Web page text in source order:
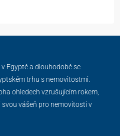
Egyptě a dlouhodobě se
trhu s nemovitostmi.
ohledech vzrušujícím rokem,
svou vášeň pro nemovitosti v